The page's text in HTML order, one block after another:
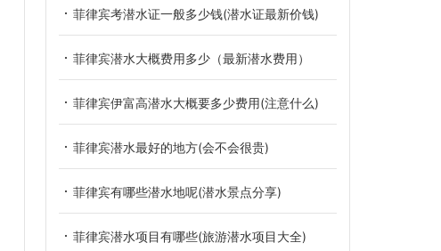
菲律宾考潜水证一般多少钱(潜水证最新价钱)
菲律宾潜水大概费用多少（最新潜水费用）
菲律宾伊富高潜水大概要多少费用(注意什么)
菲律宾潜水最好的地方(会不会很贵)
菲律宾有哪些潜水地呢(潜水景点分享)
菲律宾潜水项目有哪些(旅游潜水项目大全)